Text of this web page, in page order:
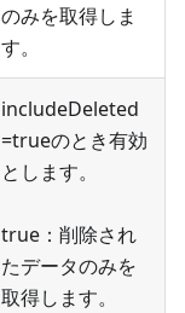
のみを取得しま
す。
includeDeleted
=trueのとき有効
とします。
true：削除され
たデータのみを
取得します。